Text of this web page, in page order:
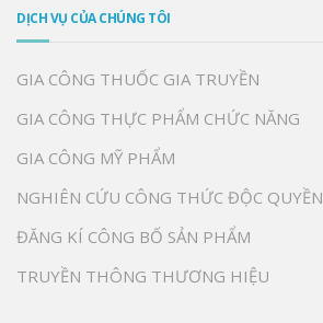
DỊCH VỤ CỦA CHÚNG TÔI
GIA CÔNG THUỐC GIA TRUYỀN
GIA CÔNG THỰC PHẨM CHỨC NĂNG
GIA CÔNG MỸ PHẨM
NGHIÊN CỨU CÔNG THỨC ĐỘC QUYỀN
ĐĂNG KÍ CÔNG BỐ SẢN PHẨM
TRUYỀN THÔNG THƯƠNG HIỆU